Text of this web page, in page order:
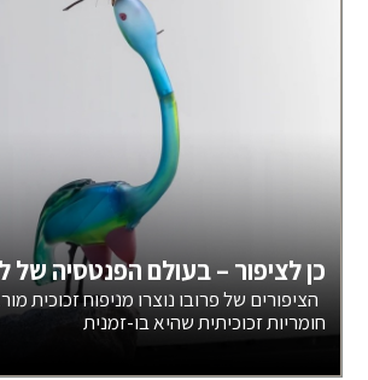
כן לציפור – בעולם הפנטסיה של
הציפורים של פרובו נוצרו מניפוח זכוכית
חומריות זכוכיתית שהיא בו-זמנית